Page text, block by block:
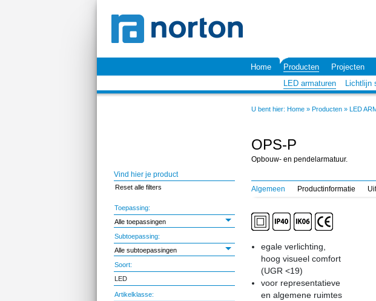
Home Producten Projecten
LED armaturen
Lichtlijn
Vind hier je product
Reset alle filters
Toepassing:
Alle toepassingen
Subtoepassing:
Alle subtoepassingen
Soort:
LED
Artikelklasse:
U bent hier: Home » Producten » LED
OPS-P
Opbouw- en pendelarmatuur.
Algemeen Productinformatie
egale verlichting,
hoog visueel comfort
(UGR <19)
voor representatieve
en algemene ruimtes